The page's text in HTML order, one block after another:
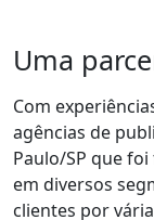
Uma
Com
agências de
Paulo/SP que
em diversos
clientes por